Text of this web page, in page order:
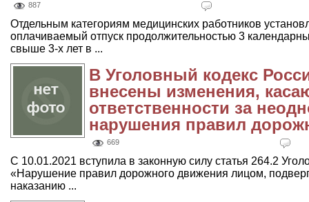
887
Отдельным категориям медицинских работников
оплачиваемый отпуск продолжительностью 3
свыше 3-х лет в ...
В Уголовный кодекс
внесены изменения,
ответственности за
нарушения правил
669
С 10.01.2021 вступила в законную силу статья 264.2
«Нарушение правил дорожного движения лицом,
наказанию ...